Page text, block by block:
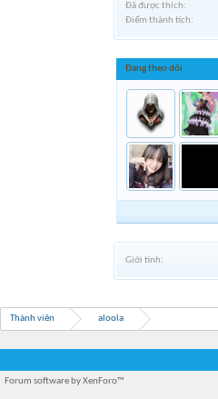
Đã được thích:
Điểm thành tích:
Đang theo dõi
Giới tính:
Thành viên aloola
Forum software by XenForo™